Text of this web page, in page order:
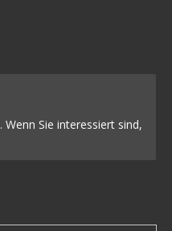
Sie interessiert sind,